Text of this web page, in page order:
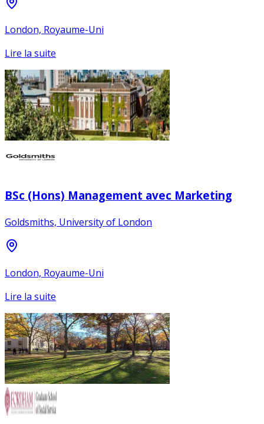
London, Royaume-Uni
Lire la suite
BSc (Hons) Management avec Marketing
Goldsmiths, University of London
London, Royaume-Uni
Lire la suite